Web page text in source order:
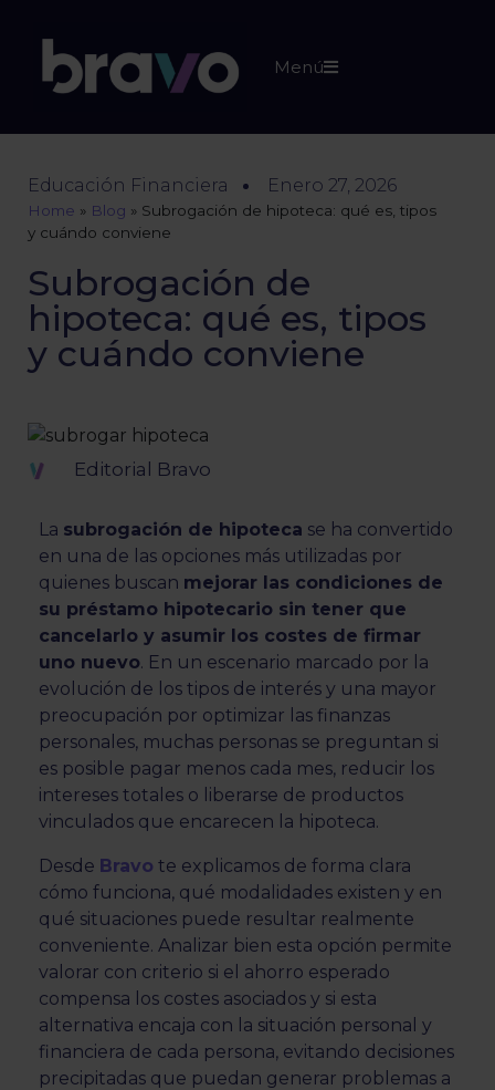
Menú
Educación Financiera Enero 27, 2026
Home » Blog » Subrogación de hipoteca: qué es, tipos
y cuándo conviene
Subrogación de
hipoteca: qué es, tipos
y cuándo conviene
Editorial Bravo
La subrogación de hipoteca se ha convertido
en una de las opciones más utilizadas por
quienes buscan mejorar las condiciones de
su préstamo hipotecario sin tener que
cancelarlo y asumir los costes de firmar
uno nuevo. En un escenario marcado por la
evolución de los tipos de interés y una mayor
preocupación por optimizar las finanzas
personales, muchas personas se preguntan si
es posible pagar menos cada mes, reducir los
intereses totales o liberarse de productos
vinculados que encarecen la hipoteca.
Desde Bravo te explicamos de forma clara
cómo funciona, qué modalidades existen y en
qué situaciones puede resultar realmente
conveniente. Analizar bien esta opción permite
valorar con criterio si el ahorro esperado
compensa los costes asociados y si esta
alternativa encaja con la situación personal y
financiera de cada persona, evitando decisiones
precipitadas que puedan generar problemas a